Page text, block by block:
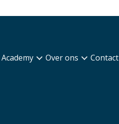
Academy Over ons Contact